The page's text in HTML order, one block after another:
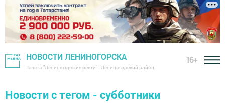
НОВОСТИ ЛЕНИНОГОРСКА
Газета "Лениногорские вести" - Лениногорский район
16+
Новости с тегом - субботники